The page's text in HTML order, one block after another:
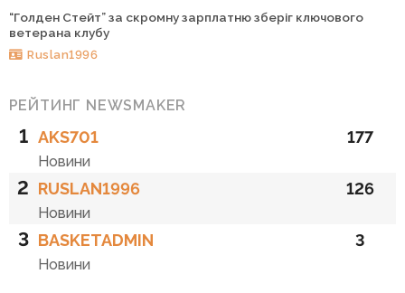
“Голден Стейт” за скромну зарплатню зберіг ключового
ветерана клубу
Ruslan1996
РЕЙТИНГ NEWSMAKER
1 AKS701
Новини
177
2 RUSLAN1996
Новини
126
3 BASKETADMIN
Новини
3